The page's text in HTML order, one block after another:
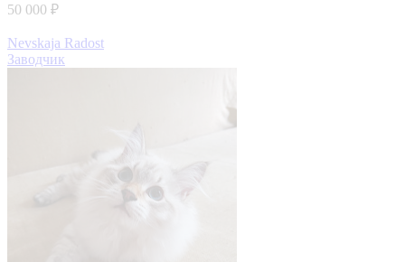
50 000 ₽
Nevskaja Radost
Заводчик